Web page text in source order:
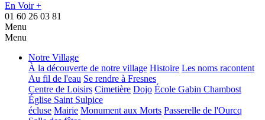
En Voir +
01 60 26 03 81
Menu
Menu
Notre Village
À la découverte de notre village Histoire Les noms racontent
Au fil de l'eau Se rendre à Fresnes
Centre de Loisirs Cimetière Dojo École Gabin Chambost
Église Saint Sulpice
écluse Mairie Monument aux Morts Passerelle de l'Ourcq